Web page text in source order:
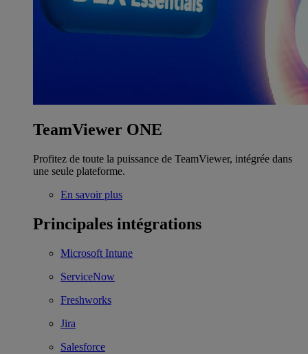
TeamViewer ONE
Profitez de toute la puissance de TeamViewer, intégrée dans
une seule plateforme.
En savoir plus
Principales intégrations
Microsoft Intune
ServiceNow
Freshworks
Jira
Salesforce